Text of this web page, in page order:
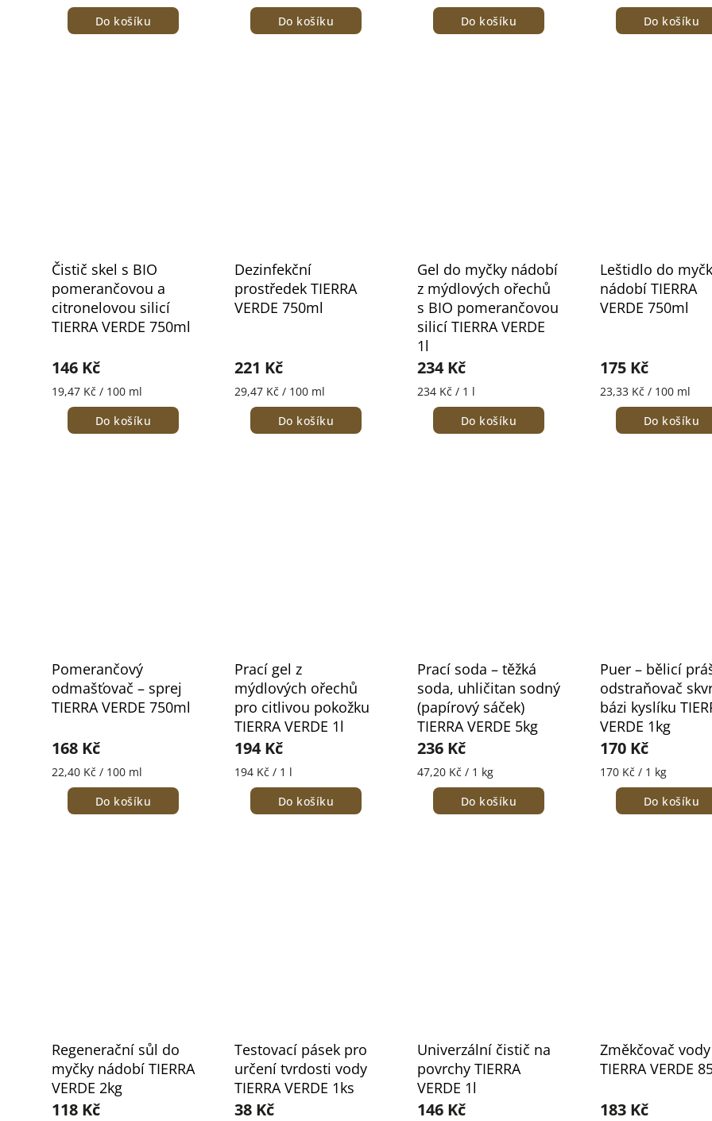
Do košíku
Do košíku
Do košíku
Do košíku
Čistič skel s BIO
pomerančovou a
citronelovou silicí
TIERRA VERDE 750ml
146 Kč
19,47 Kč / 100 ml
Do košíku
Dezinfekční
prostředek TIERRA
VERDE 750ml
221 Kč
29,47 Kč / 100 ml
Do košíku
Gel do myčky nádobí
z mýdlových ořechů
s BIO pomerančovou
silicí TIERRA VERDE
1l
234 Kč
234 Kč / 1 l
Do košíku
Leštidlo do
nádobí TIERRA
VERDE 750ml
175 Kč
23,33 Kč / 100 ml
Do košíku
Pomerančový
odmašťovač – sprej
TIERRA VERDE 750ml
168 Kč
22,40 Kč / 100 ml
Do košíku
Prací gel z
mýdlových ořechů
pro citlivou pokožku
TIERRA VERDE 1l
194 Kč
194 Kč / 1 l
Do košíku
Prací soda – těžká
soda, uhličitan sodný
(papírový sáček)
TIERRA VERDE 5kg
236 Kč
47,20 Kč / 1 kg
Do košíku
Puer – bělicí
odstraňovač
bázi kyslíku
VERDE 1kg
170 Kč
170 Kč / 1 kg
Do košíku
Regenerační sůl do
myčky nádobí TIERRA
VERDE 2kg
118 Kč
Testovací pásek pro
určení tvrdosti vody
TIERRA VERDE 1ks
38 Kč
Univerzální čistič na
povrchy TIERRA
VERDE 1l
146 Kč
Změkčovač vody
TIERRA VERDE
183 Kč